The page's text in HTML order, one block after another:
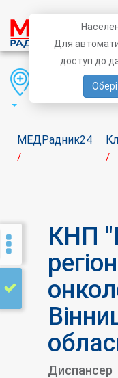
МЕДРадник24
/ /
Область
КНП
Диспансер
Для
доступ до